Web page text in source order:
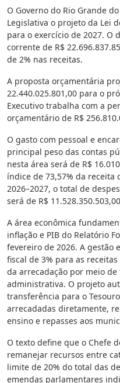
O Governo do Rio Grande
Legislativa o projeto da Lei
para o exercício de 2027. O
corrente de R$
de 2% nas receitas.
A proposta orçamentária
22.440.025.801,00 para o
Executivo trabalha com a
orçamentário de R$
O gasto com pessoal e
principal peso das contas
nesta área será de R$
índice de 73,57% da
2026–2027, o total de
será de R$
A área econômica
inflação e PIB do Relatório
fevereiro de 2026. A gestão
fiscal de 3% para as
da arrecadação por meio de
administrativa. O projeto
transferência para o
arrecadadas diretamente,
ensino e repasses aos
O texto define que o Chefe
remanejar recursos entre
limite de 20% do total das
emendas parlamentares